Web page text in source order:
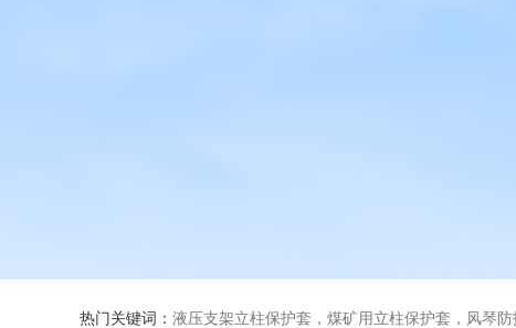
热门关键词： 液压支架立柱保护套，煤矿用立柱保护套，风琴